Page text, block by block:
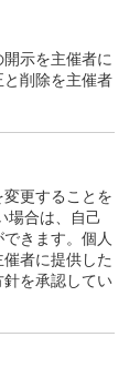
示を主催者に
削除を主催者
更することを
場合は、自己
きます。個人
者に提供した
を承認してい